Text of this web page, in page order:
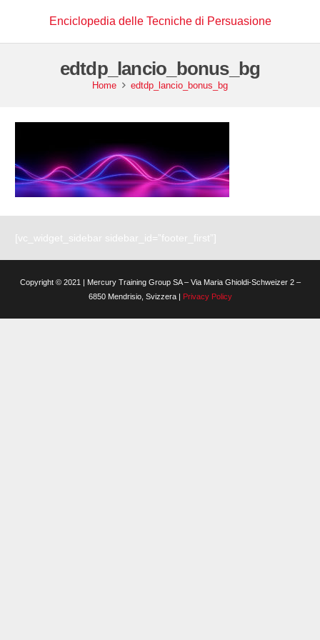
Enciclopedia delle Tecniche di Persuasione
edtdp_lancio_bonus_bg
Home edtdp_lancio_bonus_bg
[vc_widget_sidebar sidebar_id=”footer_first”]
Copyright © 2021 | Mercury Training Group SA – Via Maria Ghioldi-Schweizer 2 –
6850 Mendrisio, Svizzera | Privacy Policy